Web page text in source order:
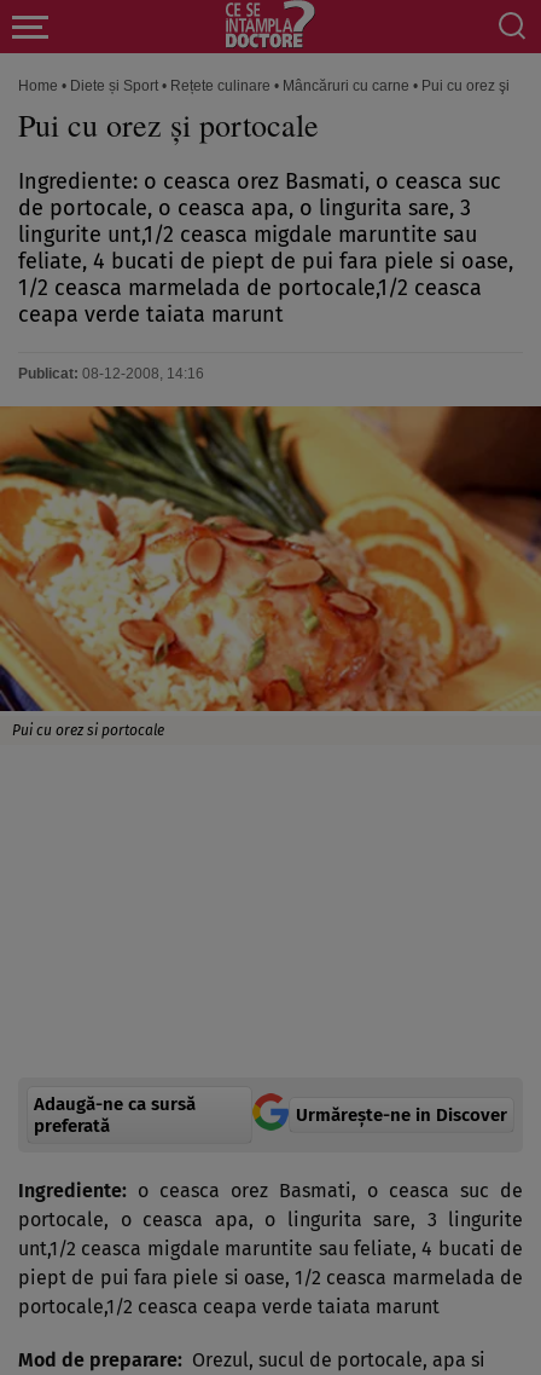
Home • Diete și Sport • Rețete culinare • Mâncăruri cu carne • Pui cu orez şi
Pui cu orez şi portocale
Ingrediente: o ceasca orez Basmati, o ceasca suc
de portocale, o ceasca apa, o lingurita sare, 3
lingurite unt,1/2 ceasca migdale maruntite sau
feliate, 4 bucati de piept de pui fara piele si oase,
1/2 ceasca marmelada de portocale,1/2 ceasca
ceapa verde taiata marunt
Publicat: 08-12-2008, 14:16
Pui cu orez si portocale
Adaugă-ne ca sursă
preferată
Urmărește-ne in Discover
Ingrediente: o ceasca orez Basmati, o ceasca suc de
portocale, o ceasca apa, o lingurita sare, 3 lingurite
unt,1/2 ceasca migdale maruntite sau feliate, 4 bucati de
piept de pui fara piele si oase, 1/2 ceasca marmelada de
portocale,1/2 ceasca ceapa verde taiata marunt
Mod de preparare: Orezul, sucul de portocale, apa si